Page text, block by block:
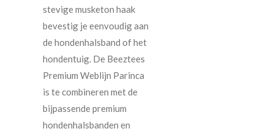
stevige musketon haak
bevestig je eenvoudig aan
de hondenhalsband of het
hondentuig. De Beeztees
Premium Weblijn Parinca
is te combineren met de
bijpassende premium
hondenhalsbanden en